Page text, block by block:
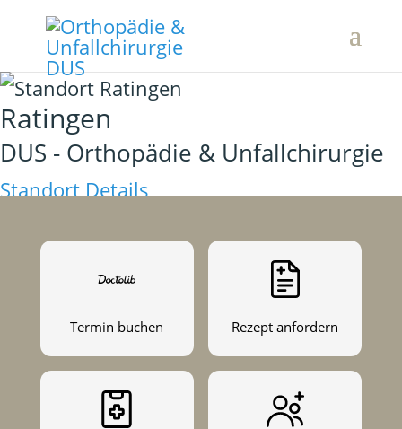
Ratingen
DUS - Orthopädie & Unfallchirurgie
Standort Details
Termin buchen Rezept anfordern